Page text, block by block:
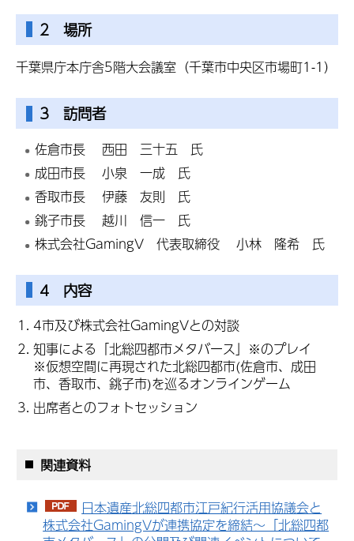
2 場所
千葉県庁本庁舎5階大会議室（千葉市中央区市場町1-1）
3 訪問者
佐倉市長 西田 三十五 氏
成田市長 小泉 一成 氏
香取市長 伊藤 友則 氏
銚子市長 越川 信一 氏
株式会社GamingV 代表取締役 小林 隆希 氏
4 内容
4市及び株式会社GamingVとの対談
知事による「北総四都市メタバース」※のプレイ
※仮想空間に再現された北総四都市(佐倉市、成田
市、香取市、銚子市)を巡るオンラインゲーム
出席者とのフォトセッション
関連資料
日本遺産北総四都市江戸紀行活用協議会と
株式会社GamingVが連携協定を締結～「北総四都